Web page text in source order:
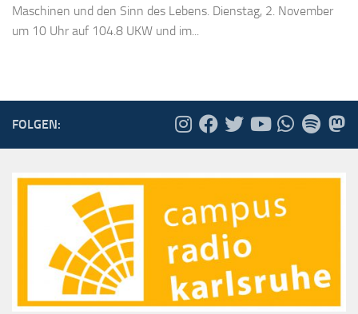
Maschinen und den Sinn des Lebens. Dienstag, 2. November
um 10 Uhr auf 104.8 UKW und im...
FOLGEN: